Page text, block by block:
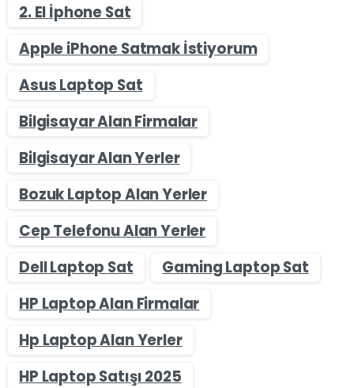
2. El İphone Sat
Apple iPhone Satmak İstiyorum
Asus Laptop Sat
Bilgisayar Alan Firmalar
Bilgisayar Alan Yerler
Bozuk Laptop Alan Yerler
Cep Telefonu Alan Yerler
Dell Laptop Sat
Gaming Laptop Sat
HP Laptop Alan Firmalar
Hp Laptop Alan Yerler
HP Laptop Satışı 2025